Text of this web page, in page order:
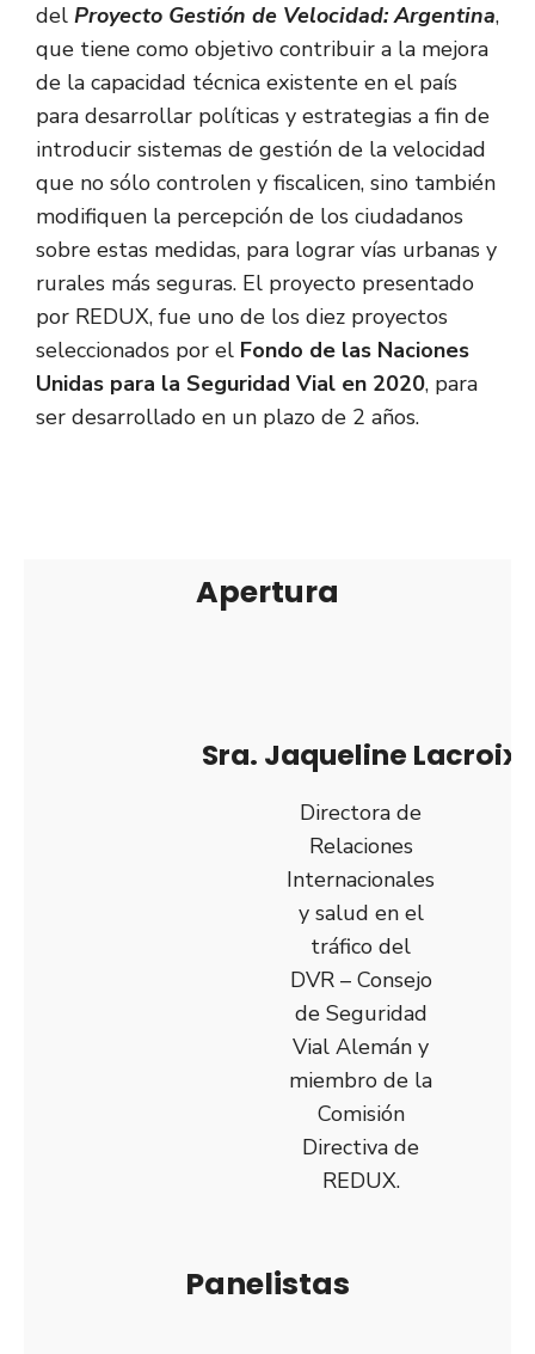
del Proyecto Gestión de Velocidad: Argentina,
que tiene como objetivo contribuir a la mejora
de la capacidad técnica existente en el país
para desarrollar políticas y estrategias a fin de
introducir sistemas de gestión de la velocidad
que no sólo controlen y fiscalicen, sino también
modifiquen la percepción de los ciudadanos
sobre estas medidas, para lograr vías urbanas y
rurales más seguras. El proyecto presentado
por REDUX, fue uno de los diez proyectos
seleccionados por el Fondo de las Naciones
Unidas para la Seguridad Vial en 2020, para
ser desarrollado en un plazo de 2 años.
Apertura
Sra. Jaqueline Lacroix
Directora de
Relaciones
Internacionales
y salud en el
tráfico del
DVR – Consejo
de Seguridad
Vial Alemán y
miembro de la
Comisión
Directiva de
REDUX.
Panelistas